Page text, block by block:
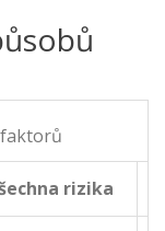
rizika